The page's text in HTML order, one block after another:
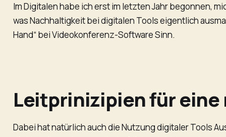
Im Digitalen habe ich erst im letzten Jahr begonnen,
was Nachhaltigkeit bei digitalen Tools eigentlich
Hand“ bei Videokonferenz-Software Sinn.
Leitprinizipien für
Dabei hat natürlich auch die Nutzung digitaler Tools